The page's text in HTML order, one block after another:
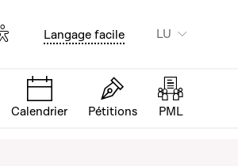
Options d'accessibilité
Langage facile LU
Calendrier Pétitions PML